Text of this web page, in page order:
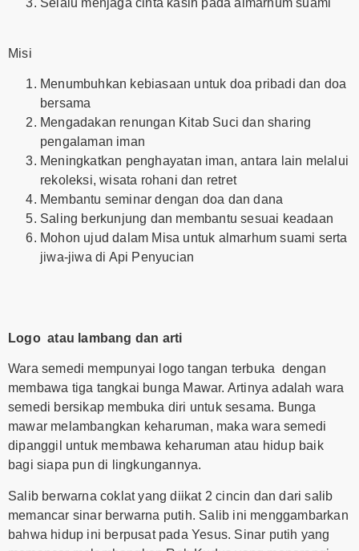
Selalu menjaga cinta kasih pada almarhum suami
Misi
Menumbuhkan kebiasaan untuk doa pribadi dan doa
bersama
Mengadakan renungan Kitab Suci dan sharing
pengalaman iman
Meningkatkan penghayatan iman, antara lain melalui
rekoleksi, wisata rohani dan retret
Membantu seminar dengan doa dan dana
Saling berkunjung dan membantu sesuai keadaan
Mohon ujud dalam Misa untuk almarhum suami serta
jiwa-jiwa di Api Penyucian
Logo atau lambang dan arti
Wara semedi mempunyai logo tangan terbuka dengan
membawa tiga tangkai bunga Mawar. Artinya adalah wara
semedi bersikap membuka diri untuk sesama. Bunga
mawar melambangkan keharuman, maka wara semedi
dipanggil untuk membawa keharuman atau hidup baik
bagi siapa pun di lingkungannya.
Salib berwarna coklat yang diikat 2 cincin dan dari salib
memancar sinar berwarna putih. Salib ini menggambarkan
bahwa hidup ini berpusat pada Yesus. Sinar putih yang